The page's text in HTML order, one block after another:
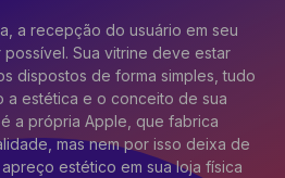
a recepção do usuário em seu
Sua vitrine deve estar
dispostos de forma simples, tudo
a estética e o conceito de sua
a própria Apple, que fabrica
mas nem por isso deixa de
estético em sua loja física